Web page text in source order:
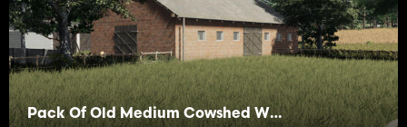
Pack Of Old Medium Cowshed With Pasture